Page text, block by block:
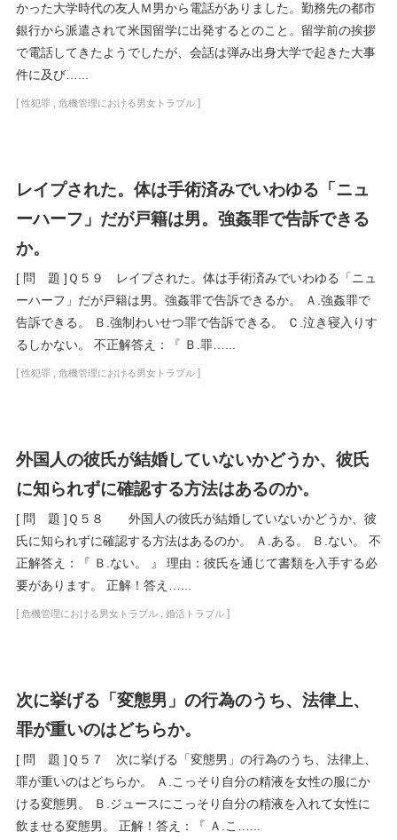
かった大学時代の友人Ｍ男から電話がありました。勤務先の都市
銀行から派遣されて米国留学に出発するとのこと。留学前の挨拶
で電話してきたようでしたが、会話は弾み出身大学で起きた大事
件に及び…...
[ 性犯罪 , 危機管理における男女トラブル]
レイプされた。体は手術済みでいわゆる「ニュ
ーハーフ」だが戸籍は男。強姦罪で告訴できる
か。
[ 問 題 ]Ｑ５９ レイプされた。体は手術済みでいわゆる「ニュ
ーハーフ」だが戸籍は男。強姦罪で告訴できるか。 Ａ.強姦罪で
告訴できる。 Ｂ.強制わいせつ罪で告訴できる。 Ｃ.泣き寝入りす
るしかない。 不正解答え：『 Ｂ.罪…...
[ 性犯罪 , 危機管理における男女トラブル]
外国人の彼氏が結婚していないかどうか、彼氏
に知られずに確認する方法はあるのか。
[ 問 題 ]Ｑ５８ 外国人の彼氏が結婚していないかどうか、彼
氏に知られずに確認する方法はあるのか。 Ａ.ある。 Ｂ.ない。 不
正解答え：『 Ｂ.ない。 』 理由：彼氏を通じて書類を入手する必
要があります。 正解！答え…...
[ 危機管理における男女トラブル, 婚活トラブル]
次に挙げる「変態男」の行為のうち、法律上、
罪が重いのはどちらか。
[ 問 題 ]Ｑ５７ 次に挙げる「変態男」の行為のうち、法律上、
罪が重いのはどちらか。 Ａ.こっそり自分の精液を女性の服にか
ける変態男。 Ｂ.ジュースにこっそり自分の精液を入れて女性に
飲ませる変態男。 正解！答え：『 Ａ.こ…...